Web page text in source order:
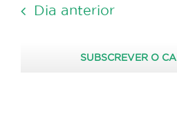
Dia anterior
SUBSCREVER O